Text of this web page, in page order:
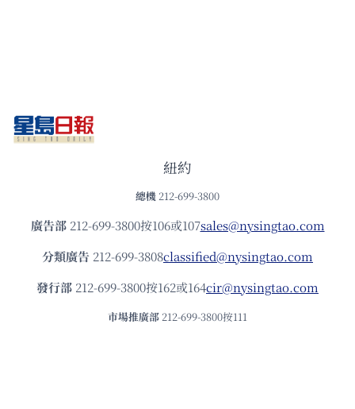
紐約
總機 212-699-3800
廣告部212-699-3800按106或107sales@nysingtao.com
分類廣告 212-699-3808classified@nysingtao.com
發⾏部 212-699-3800按162或164cir@nysingtao.com
市場推廣部 212-699-3800按111